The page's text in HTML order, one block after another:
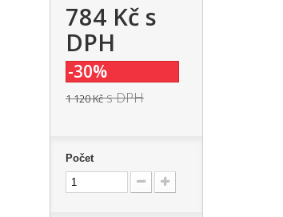
784 Kč s
DPH
-30%
1 120 Kčs DPH
Počet